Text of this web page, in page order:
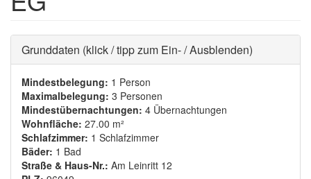
Ausblenden
Grunddaten (klick / tipp zum Ein- / Ausblenden)
Mindestbelegung: 1 Person
Maximalbelegung: 3 Personen
Mindestübernachtungen: 4 Übernachtungen
Wohnfläche: 27.00 m²
Schlafzimmer: 1 Schlafzimmer
Bäder: 1 Bad
Straße & Haus-Nr.: Am Leinritt 12